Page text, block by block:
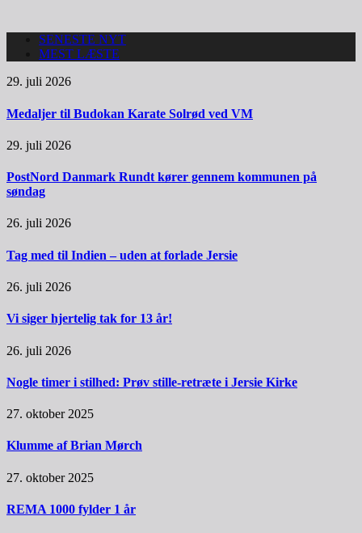
SENESTE NYT
MEST LÆSTE
29. juli 2026
Medaljer til Budokan Karate Solrød ved VM
29. juli 2026
PostNord Danmark Rundt kører gennem kommunen på
søndag
26. juli 2026
Tag med til Indien – uden at forlade Jersie
26. juli 2026
Vi siger hjertelig tak for 13 år!
26. juli 2026
Nogle timer i stilhed: Prøv stille-retræte i Jersie Kirke
27. oktober 2025
Klumme af Brian Mørch
27. oktober 2025
REMA 1000 fylder 1 år